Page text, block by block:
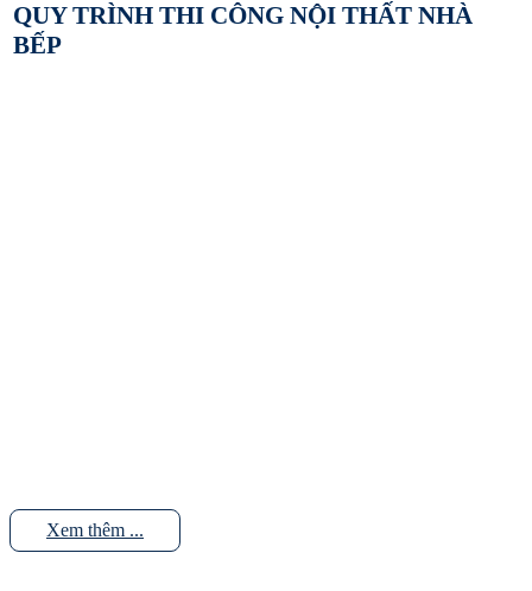
QUY TRÌNH THI CÔNG NỘI THẤT NHÀ
BẾP
Xem thêm ...